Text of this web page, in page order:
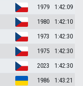
1979
1:42:09
1980
1:42:10
1973
1:42:30
1975
1:42:30
2023
1:42:30
1986
1:43:21